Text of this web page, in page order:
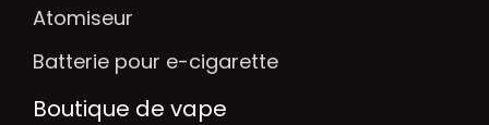
Atomiseur
Batterie pour e-cigarette
Boutique de vape